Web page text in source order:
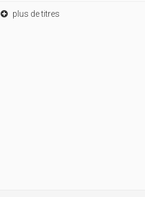
plus de titres